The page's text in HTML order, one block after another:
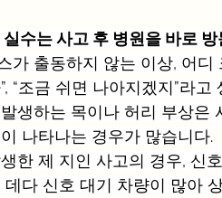
실수는 사고 후 병원을 바로
가 출동하지 않는 이상, 어
“조금 쉬면 나아지겠지”라
생하는 목이나 허리 부상은
나타나는 경우가 많습니다.
한 제 지인 사고의 경우, 신
데다 신호 대기 차량이 많아